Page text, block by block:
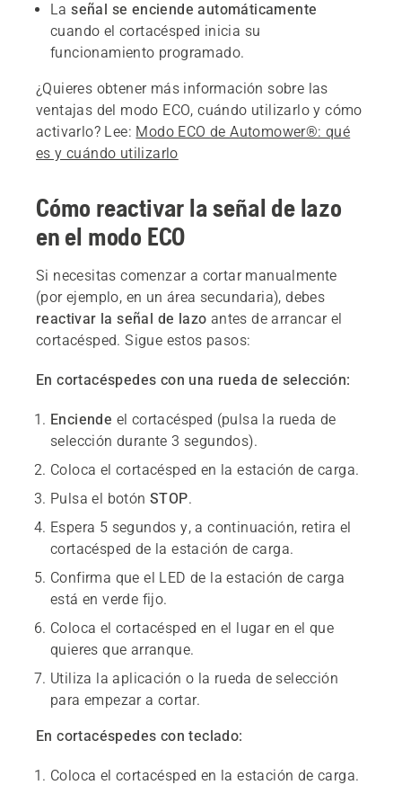
Laseñal se enciende automáticamente
cuando el cortacésped inicia su
funcionamiento programado.
¿Quieres obtener más información sobre las
ventajas del modo ECO, cuándo utilizarlo y cómo
activarlo? Lee: Modo ECO de Automower®: qué
es y cuándo utilizarlo
Cómo reactivar la señal de lazo
en el modo ECO
Si necesitas comenzar a cortar manualmente
(por ejemplo, en un área secundaria), debes
reactivar la señal de lazo antes de arrancar el
cortacésped. Sigue estos pasos:
En cortacéspedes con una rueda de selección:
Enciende el cortacésped (pulsa la rueda de
selección durante 3 segundos).
Coloca el cortacésped en la estación de carga.
Pulsa el botón STOP.
Espera 5 segundos y, a continuación, retira el
cortacésped de la estación de carga.
Confirma que el LED de la estación de carga
está en verde fijo.
Coloca el cortacésped en el lugar en el que
quieres que arranque.
Utiliza la aplicación o la rueda de selección
para empezar a cortar.
En cortacéspedes con teclado:
Coloca el cortacésped en la estación de carga.